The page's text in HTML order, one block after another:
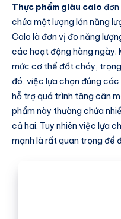
Thực phẩm giàu calo đơn
chứa một lượng lớn năng
Calo là đơn vị đo năng
các hoạt động hàng ngày.
mức cơ thể đốt cháy,
đó, việc lựa chọn đúng
hỗ trợ quá trình tăng cân
phẩm này thường chứa
cả hai. Tuy nhiên việc lựa
mạnh là rất quan trọng để